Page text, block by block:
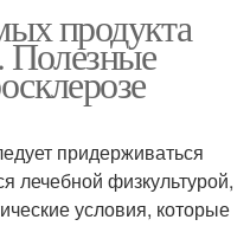
атеросклероза
Питание при
атеросклерозе
продукта
Полезные
придерживаться
лечебной физкультурой,
условия, которые